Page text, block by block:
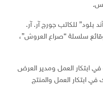
بلود” للكاتب جورج آر. آر.
قبل 200 عام من وقائع سلسلة “صراع العروش”،
في ابتكار العمل ومدير العرض
في ابتكار العمل والمنتج